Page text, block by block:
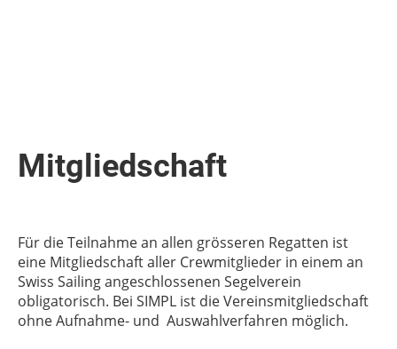
Mitgliedschaft
Für die Teilnahme an allen grösseren Regatten ist
eine Mitgliedschaft aller Crewmitglieder in einem an
Swiss Sailing angeschlossenen Segelverein
obligatorisch. Bei SIMPL ist die Vereinsmitgliedschaft
ohne Aufnahme- und Auswahlverfahren möglich.